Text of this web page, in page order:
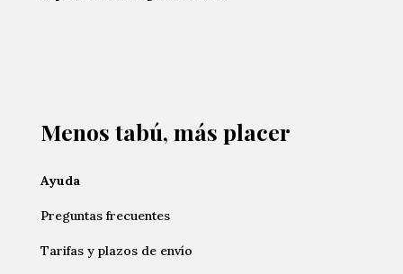
Menos tabú, más placer
Ayuda
Preguntas frecuentes
Tarifas y plazos de envío